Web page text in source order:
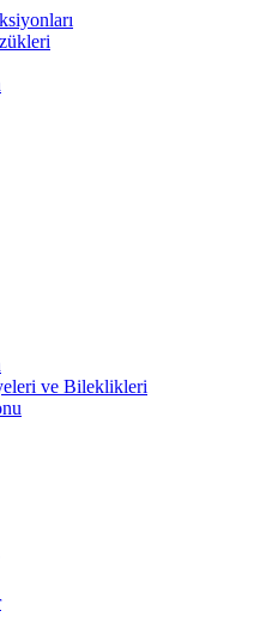
ve Bileklikleri